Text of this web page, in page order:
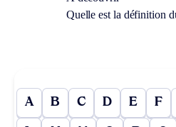
Quelle est la définition
A B C D E F